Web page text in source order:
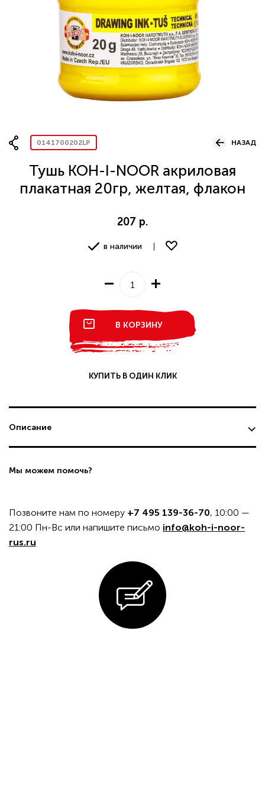
0141700202LP НАЗАД
Тушь KOH-I-NOOR акриловая
плакатная 20гр, желтая, флакон
207 р.
в наличии
В КОРЗИНУ
КУПИТЬ В ОДИН КЛИК
Описание
Мы можем помочь?
Позвоните нам по номеру +7 495 139-36-70, 10:00 —
21:00 Пн-Вс или напишите письмо info@koh-i-noor-
rus.ru
Вопрос по представительству